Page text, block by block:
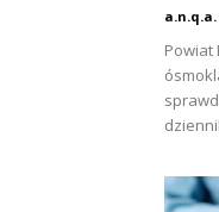
a.n.q.a.
Powiat